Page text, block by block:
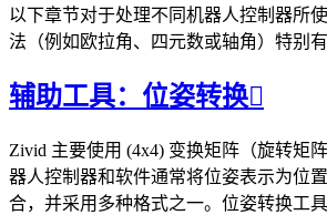
以下章节对于处理不同机器人控制器所
法（例如欧拉角、四元数或轴角）特别有
辅助工具：位姿转换
Zivid 主要使用 (4x4) 变换矩阵（旋转矩
器人控制器和软件通常将位姿表示为位
合，并采用多种格式之一。位姿转换工